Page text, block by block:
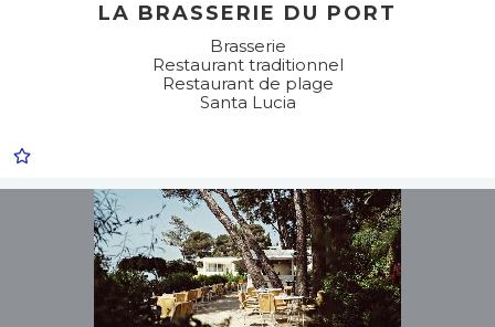
LA BRASSERIE DU PORT
Brasserie
Restaurant traditionnel
Restaurant de plage
Santa Lucia